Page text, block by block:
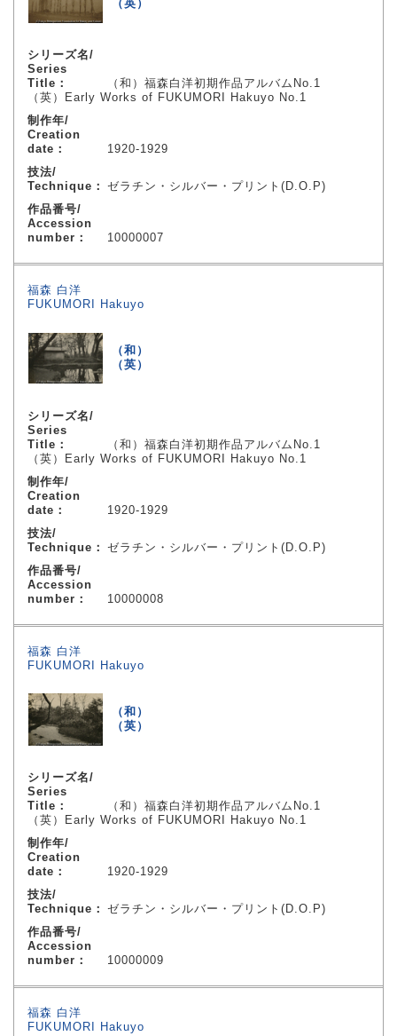
（英）
シリーズ名/
Series
Title：
（和）福森白洋初期作品アルバムNo.1
（英）Early Works of FUKUMORI Hakuyo No.1
制作年/
Creation
date：
1920-1929
技法/
Technique： ゼラチン・シルバー・プリント(D.O.P)
作品番号/
Accession
number：
10000007
福森 白洋
FUKUMORI Hakuyo
（和）
（英）
シリーズ名/
Series
Title：
（和）福森白洋初期作品アルバムNo.1
（英）Early Works of FUKUMORI Hakuyo No.1
制作年/
Creation
date：
1920-1929
技法/
Technique： ゼラチン・シルバー・プリント(D.O.P)
作品番号/
Accession
number：
10000008
福森 白洋
FUKUMORI Hakuyo
（和）
（英）
シリーズ名/
Series
Title：
（和）福森白洋初期作品アルバムNo.1
（英）Early Works of FUKUMORI Hakuyo No.1
制作年/
Creation
date：
1920-1929
技法/
Technique： ゼラチン・シルバー・プリント(D.O.P)
作品番号/
Accession
number：
10000009
福森 白洋
FUKUMORI Hakuyo